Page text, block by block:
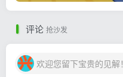
评论 抢沙发
欢迎您留下宝贵的见解！